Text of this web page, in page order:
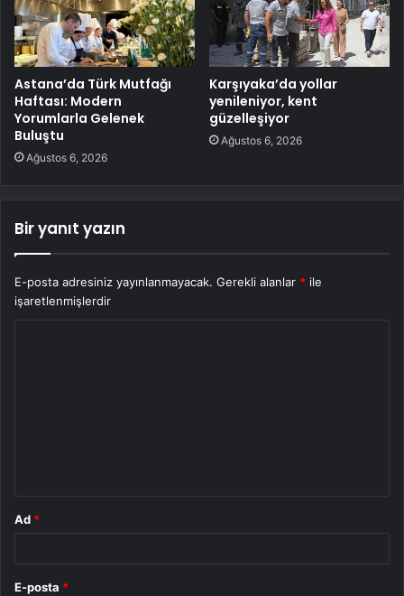
Astana’da Türk Mutfağı
Haftası: Modern
Yorumlarla Gelenek
Buluştu
Ağustos 6, 2026
Karşıyaka’da yollar
yenileniyor, kent
güzelleşiyor
Ağustos 6, 2026
Bir yanıt yazın
E-posta adresiniz yayınlanmayacak. Gerekli alanlar * ile
işaretlenmişlerdir
Ad *
E-posta *